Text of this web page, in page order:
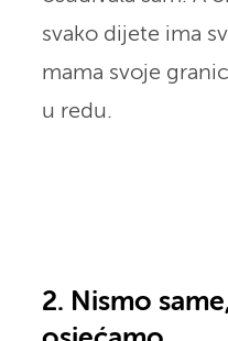
svako dijete ima
mama svoje
u redu.
2. Nismo